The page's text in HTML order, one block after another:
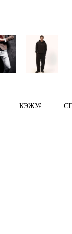
КЭЖУАЛ